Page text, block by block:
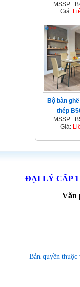
MSSP :
Giá:
Bộ bàn
thép
MSSP :
Giá:
ĐẠI LÝ CẤP
Văn
Bản quyền